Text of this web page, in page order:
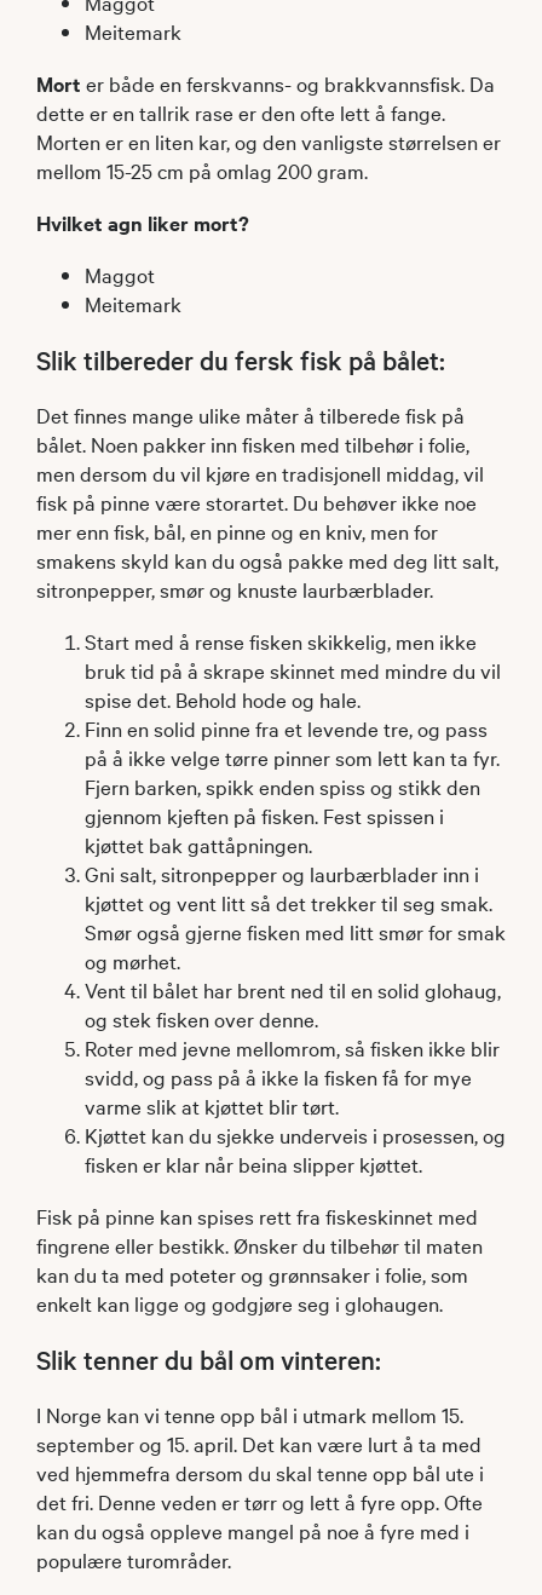
Meitemark
Mort er både en ferskvanns- og brakkvannsfisk. Da
dette er en tallrik rase er den ofte lett å fange.
Morten er en liten kar, og den vanligste størrelsen er
mellom 15-25 cm på omlag 200 gram.
Hvilket agn liker mort?
Maggot
Meitemark ​
Slik tilbereder du fersk fisk på bålet:
Det finnes mange ulike måter å tilberede fisk på
bålet. Noen pakker inn fisken med tilbehør i folie,
men dersom du vil kjøre en tradisjonell middag, vil
fisk på pinne være storartet. Du behøver ikke noe
mer enn fisk, bål, en pinne og en kniv, men for
smakens skyld kan du også pakke med deg litt salt,
sitronpepper, smør og knuste laurbærblader.
Start med å rense fisken skikkelig, men ikke
bruk tid på å skrape skinnet med mindre du vil
spise det. Behold hode og hale.
Finn en solid pinne fra et levende tre, og pass
på å ikke velge tørre pinner som lett kan ta fyr.
Fjern barken, spikk enden spiss og stikk den
gjennom kjeften på fisken. Fest spissen i
kjøttet bak gattåpningen.
Gni salt, sitronpepper og laurbærblader inn i
kjøttet og vent litt så det trekker til seg smak.
Smør også gjerne fisken med litt smør for smak
og mørhet.
Vent til bålet har brent ned til en solid glohaug,
og stek fisken over denne.
Roter med jevne mellomrom, så fisken ikke blir
svidd, og pass på å ikke la fisken få for mye
varme slik at kjøttet blir tørt.
Kjøttet kan du sjekke underveis i prosessen, og
fisken er klar når beina slipper kjøttet.
Fisk på pinne kan spises rett fra fiskeskinnet med
fingrene eller bestikk. Ønsker du tilbehør til maten
kan du ta med poteter og grønnsaker i folie, som
enkelt kan ligge og godgjøre seg i glohaugen. ​
Slik tenner du bål om vinteren:
I Norge kan vi tenne opp bål i utmark mellom 15.
september og 15. april. Det kan være lurt å ta med
ved hjemmefra dersom du skal tenne opp bål ute i
det fri. Denne veden er tørr og lett å fyre opp. Ofte
kan du også oppleve mangel på noe å fyre med i
populære turområder.